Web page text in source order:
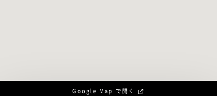
Google Map で開く